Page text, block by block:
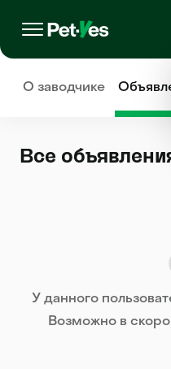
О заводчике
Все
У данного
Возможно в